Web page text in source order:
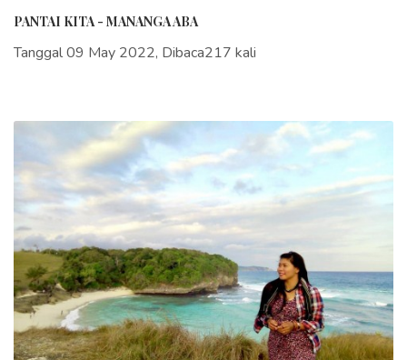
PANTAI KITA - MANANGA ABA
Tanggal 09 May 2022, Dibaca217 kali